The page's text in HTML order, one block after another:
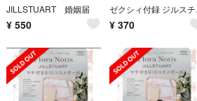
JILLSTUART 婚姻届
¥ 550
ゼク
¥ 370